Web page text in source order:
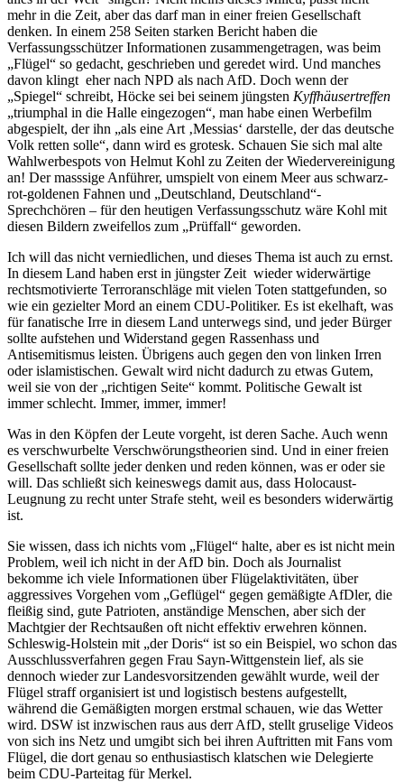
mehr in die Zeit, aber das darf man in einer freien Gesellschaft
denken. In einem 258 Seiten starken Bericht haben die
Verfassungsschützer Informationen zusammengetragen, was beim
„Flügel“ so gedacht, geschrieben und geredet wird. Und manches
davon klingt eher nach NPD als nach AfD. Doch wenn der
„Spiegel“ schreibt, Höcke sei bei seinem jüngsten Kyffhäusertreffen
„triumphal in die Halle eingezogen“, man habe einen Werbefilm
abgespielt, der ihn „als eine Art ‚Messias‘ darstelle, der das deutsche
Volk retten solle“, dann wird es grotesk. Schauen Sie sich mal alte
Wahlwerbespots von Helmut Kohl zu Zeiten der Wiedervereinigung
an! Der masssige Anführer, umspielt von einem Meer aus schwarz-
rot-goldenen Fahnen und „Deutschland, Deutschland“-
Sprechchören – für den heutigen Verfassungsschutz wäre Kohl mit
diesen Bildern zweifellos zum „Prüffall“ geworden.
Ich will das nicht verniedlichen, und dieses Thema ist auch zu ernst.
In diesem Land haben erst in jüngster Zeit wieder widerwärtige
rechtsmotivierte Terroranschläge mit vielen Toten stattgefunden, so
wie ein gezielter Mord an einem CDU-Politiker. Es ist ekelhaft, was
für fanatische Irre in diesem Land unterwegs sind, und jeder Bürger
sollte aufstehen und Widerstand gegen Rassenhass und
Antisemitismus leisten. Übrigens auch gegen den von linken Irren
oder islamistischen. Gewalt wird nicht dadurch zu etwas Gutem,
weil sie von der „richtigen Seite“ kommt. Politische Gewalt ist
immer schlecht. Immer, immer, immer!
Was in den Köpfen der Leute vorgeht, ist deren Sache. Auch wenn
es verschwurbelte Verschwörungstheorien sind. Und in einer freien
Gesellschaft sollte jeder denken und reden können, was er oder sie
will. Das schließt sich keineswegs damit aus, dass Holocaust-
Leugnung zu recht unter Strafe steht, weil es besonders widerwärtig
ist.
Sie wissen, dass ich nichts vom „Flügel“ halte, aber es ist nicht mein
Problem, weil ich nicht in der AfD bin. Doch als Journalist
bekomme ich viele Informationen über Flügelaktivitäten, über
aggressives Vorgehen vom „Geflügel“ gegen gemäßigte AfDler, die
fleißig sind, gute Patrioten, anständige Menschen, aber sich der
Machtgier der Rechtsaußen oft nicht effektiv erwehren können.
Schleswig-Holstein mit „der Doris“ ist so ein Beispiel, wo schon das
Ausschlussverfahren gegen Frau Sayn-Wittgenstein lief, als sie
dennoch wieder zur Landesvorsitzenden gewählt wurde, weil der
Flügel straff organisiert ist und logistisch bestens aufgestellt,
während die Gemäßigten morgen erstmal schauen, wie das Wetter
wird. DSW ist inzwischen raus aus derr AfD, stellt gruselige Videos
von sich ins Netz und umgibt sich bei ihren Auftritten mit Fans vom
Flügel, die dort genau so enthusiastisch klatschen wie Delegierte
beim CDU-Parteitag für Merkel.